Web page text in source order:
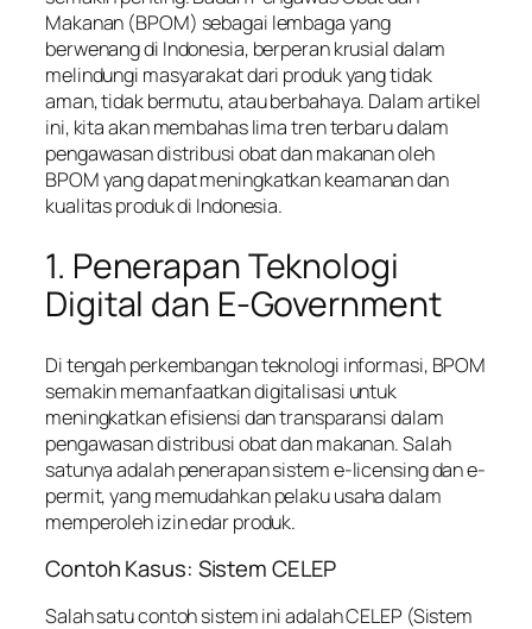
Makanan (BPOM) sebagai lembaga yang
berwenang di Indonesia, berperan krusial dalam
melindungi masyarakat dari produk yang tidak
aman, tidak bermutu, atau berbahaya. Dalam artikel
ini, kita akan membahas lima tren terbaru dalam
pengawasan distribusi obat dan makanan oleh
BPOM yang dapat meningkatkan keamanan dan
kualitas produk di Indonesia.
1. Penerapan Teknologi
Digital dan E-Government
Di tengah perkembangan teknologi informasi, BPOM
semakin memanfaatkan digitalisasi untuk
meningkatkan efisiensi dan transparansi dalam
pengawasan distribusi obat dan makanan. Salah
satunya adalah penerapan sistem e-licensing dan e-
permit, yang memudahkan pelaku usaha dalam
memperoleh izin edar produk.
Contoh Kasus: Sistem CELEP
Salah satu contoh sistem ini adalah CELEP (Sistem